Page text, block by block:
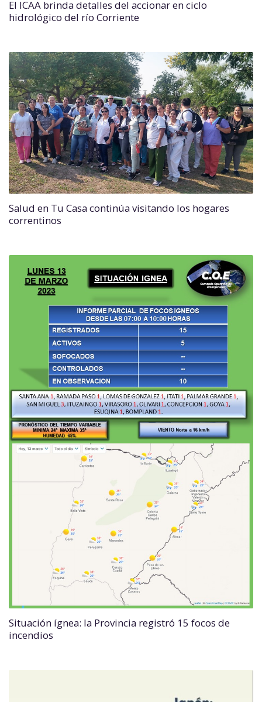
El ICAA brinda detalles del accionar en ciclo
hidrológico del río Corriente
Salud en Tu Casa continúa visitando los hogares
correntinos
Situación ígnea: la Provincia registró 15 focos de
incendios